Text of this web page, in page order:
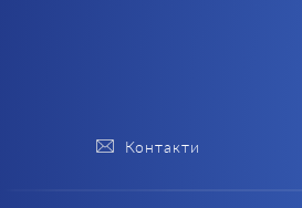
Контакти